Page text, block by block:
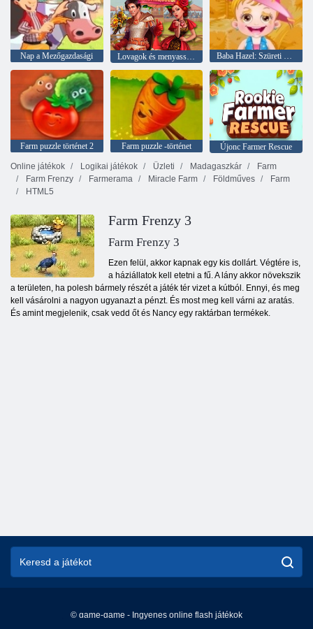
Nap a Mezőgazdasági Lovagok és menyasszonyok Baba Hazel: Szüreti Fesztivál
Farm puzzle történet 2 Farm puzzle -történet
Újonc Farmer Rescue
Online játékok
Logikai játékok Üzleti Madagaszkár
Farm
Farm Frenzy
Farmerama Miracle Farm Földműves
Farm
HTML5
Farm Frenzy 3
Farm Frenzy 3
Ezen felül, akkor kapnak egy kis dollárt. Végtére is,
a háziállatok kell etetni a fű. A lány akkor növekszik
a területen, ha polesh bármely részét a játék tér vizet a kútból. Ennyi, és meg
kell vásárolni a nagyon ugyanazt a pénzt. És most meg kell várni az aratás.
És amint megjelenik, csak vedd őt és Nancy egy raktárban termékek.
© game-game - Ingyenes online flash játékok